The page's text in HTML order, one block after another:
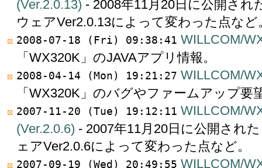
(Ver.2.0.13) - 2008年11月20日に公開され
ウェアVer2.0.13によって変わった点など
2008-07-18 (Fri) 09:38:41 WILLCOM/
「WX320K」のJAVAアプリ情報。
2008-04-14 (Mon) 19:21:27 WILLCOM/
「WX320K」のバグやファームアップ要
2007-11-20 (Tue) 19:12:11 WILLCOM/
(Ver.2.0.6) - 2007年11月20日に公開され
ェアVer2.0.6によって変わった点など。
2007-09-19 (Wed) 20:49:55 WILLCOM/